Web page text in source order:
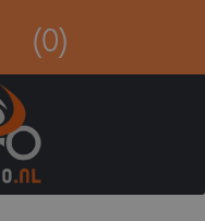
(0)